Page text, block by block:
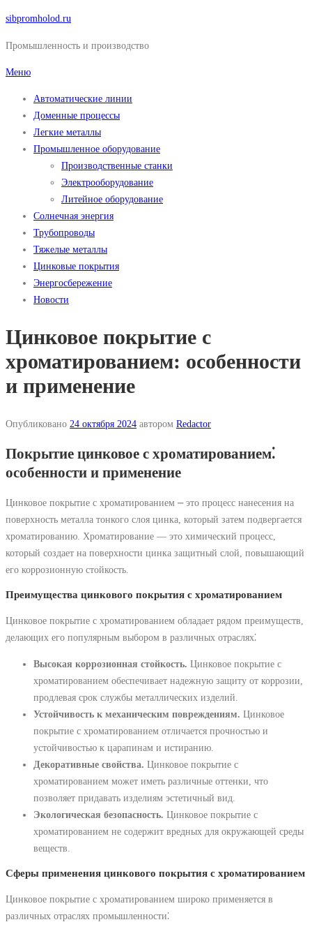
Перейти
содержимому
sibpromholod.ru
Промышленность и производство
Меню
Автоматические линии
Доменные процессы
Легкие металлы
Промышленное оборудование
Производственные станки
Электрооборудование
Литейное оборудование
Солнечная энергия
Трубопроводы
Тяжелые металлы
Цинковые покрытия
Энергосбережение
Новости
Цинковое покрытие с
хроматированием: особенности
и применение
Опубликовано 24 октября 2024 автором Redactor
Покрытие цинковое с хроматированием⁚
особенности и применение
Цинковое покрытие с хроматированием ⎼ это процесс нанесения на
поверхность металла тонкого слоя цинка, который затем подвергается
хроматированию. Хроматирование ― это химический процесс,
который создает на поверхности цинка защитный слой, повышающий
его коррозионную стойкость.
Преимущества цинкового покрытия с хроматированием
Цинковое покрытие с хроматированием обладает рядом преимуществ,
делающих его популярным выбором в различных отраслях⁚
Высокая коррозионная стойкость. Цинковое покрытие с
хроматированием обеспечивает надежную защиту от коррозии,
продлевая срок службы металлических изделий.
Устойчивость к механическим повреждениям. Цинковое
покрытие с хроматированием отличается прочностью и
устойчивостью к царапинам и истиранию.
Декоративные свойства. Цинковое покрытие с
хроматированием может иметь различные оттенки, что
позволяет придавать изделиям эстетичный вид.
Экологическая безопасность. Цинковое покрытие с
хроматированием не содержит вредных для окружающей среды
веществ.
Сферы применения цинкового покрытия с хроматированием
Цинковое покрытие с хроматированием широко применяется в
различных отраслях промышленности⁚